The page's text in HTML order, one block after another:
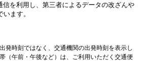
信を利用し、第三者によるデータの改ざんや
ます。
発時刻ではなく、交通機関の出発時刻を表示し
（午前・午後など）は、ご利用いただく交通便